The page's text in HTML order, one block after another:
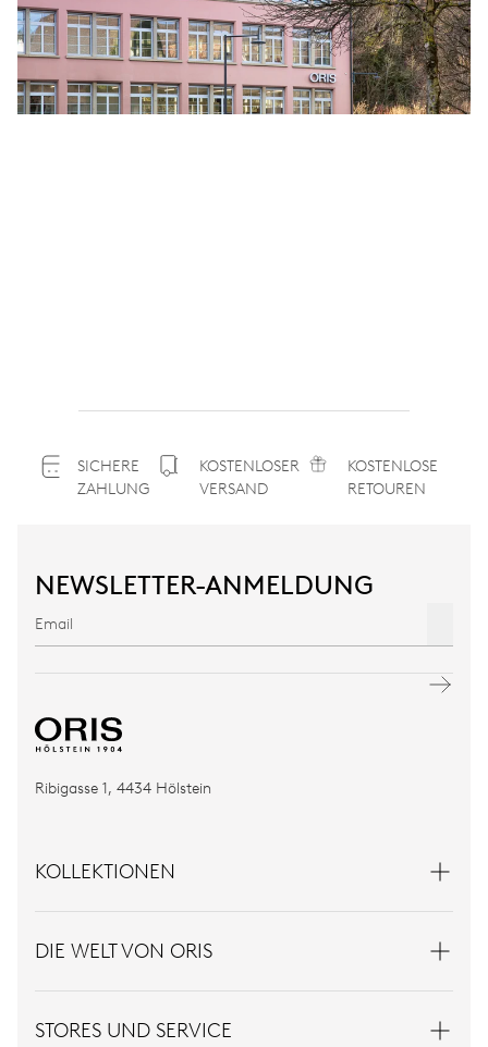
SICHERE
ZAHLUNG
KOSTENLOSER
VERSAND
KOSTENLOSE
RETOUREN
NEWSLETTER-ANMELDUNG
Ribigasse 1, 4434 Hölstein
KOLLEKTIONEN
DIE WELT VON ORIS
STORES UND SERVICE